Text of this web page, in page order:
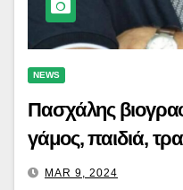
NEWS
Πασχάλης
γάμος, παιδιά,
MAR 9, 2024